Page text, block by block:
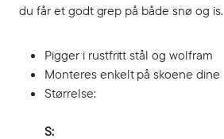
du får et godt grep på både snø og is.
Pigger i rustfritt stål og wolfram
Monteres enkelt på skoene dine
Størrelse:
S: